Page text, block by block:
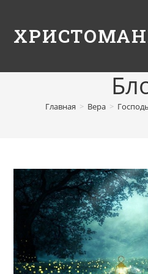
Главная > Вера >